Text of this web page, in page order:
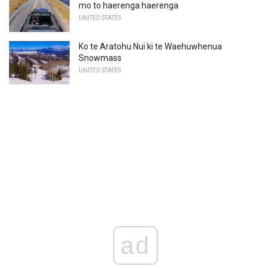
mo to haerenga haerenga
UNITED STATES
Ko te Aratohu Nui ki te Waehuwhenua
Snowmass
UNITED STATES
ad